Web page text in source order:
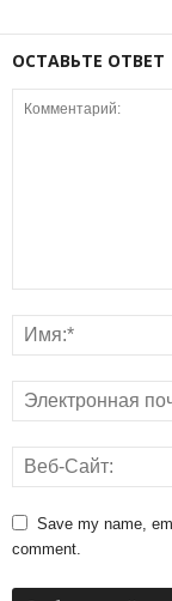
ОСТАВЬТЕ ОТВЕТ
Save my name,
comment.